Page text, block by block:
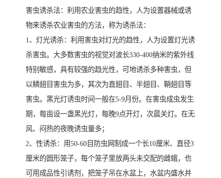
害虫诱杀法：利用农业害虫的趋性，人为设置器械或诱
物来诱杀农业害虫的方法，称为诱杀法：
1、灯光诱杀：利用害虫对灯光的趋性，人为设置灯光诱
杀害虫。大多数害虫的视觉对波长330-400纳米的紫外线
特别敏感，具有较强的趋光性，可地诱杀多种害虫，但
以鳞翅目害虫为多，其次为直翅目、半翅目、鞘翅目等
害虫。黑光灯诱虫时间一般在5-9月份。在害虫成虫发生
期，每亩设一盏黑光灯，每晚9点开灯，次晨关灯。在无
风、闷热的夜晚诱虫量多；
2、性诱杀：用50-60目防虫网制成一个长10厘米、直径3
厘米的圆形笼子，每个笼子里放两头未交配的雌蛾，也
可用成品性引诱剂，把笼子吊在水盆上，水盆内盛水并